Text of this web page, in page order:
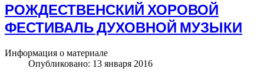
РОЖДЕСТВЕНСКИЙ ХОРОВОЙ
ФЕСТИВАЛЬ ДУХОВНОЙ МУЗЫКИ
Информация о материале
Опубликовано: 13 января 2016